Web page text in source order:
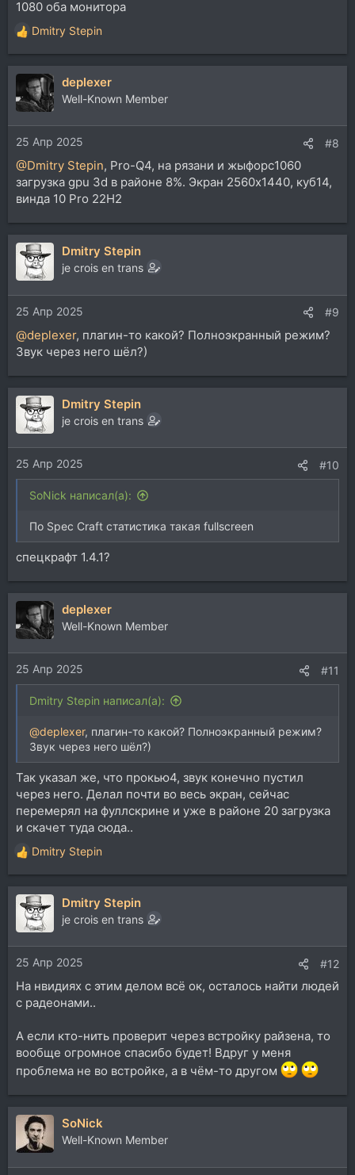
1080 оба монитора
Р
е
а
ц
и
и
:
Dmitry Stepin
deplexer
Well-Known Member
25 Апр 2025 #8
@Dmitry Stepin, Pro-Q4, на рязани и жыфорс1060
загрузка gpu 3d в районе 8%. Экран 2560х1440, куб14,
винда 10 Pro 22H2
Dmitry Stepin
je crois en trans
25 Апр 2025 #9
@deplexer, плагин-то какой? Полноэкранный режим?
Звук через него шёл?)
Dmitry Stepin
je crois en trans
25 Апр 2025 #10
SoNick написал(а):
По Spec Craft статистика такая fullscreen
спецкрафт 1.4.1?
deplexer
Well-Known Member
25 Апр 2025 #11
Dmitry Stepin написал(а):
@deplexer, плагин-то какой? Полноэкранный режим?
Звук через него шёл?)
Так указал же, что прокью4, звук конечно пустил
через него. Делал почти во весь экран, сейчас
перемерял на фуллскрине и уже в районе 20 загрузка
и скачет туда сюда..
Р
е
а
к
и
и
:
Dmitry Stepin
Dmitry Stepin
je crois en trans
25 Апр 2025 #12
На нвидиях с этим делом всё ок, осталось найти людей
с радеонами..
А если кто-нить проверит через встройку райзена, то
вообще огромное спасибо будет! Вдруг у меня
проблема не во встройке, а в чём-то другом
SoNick
Well-Known Member